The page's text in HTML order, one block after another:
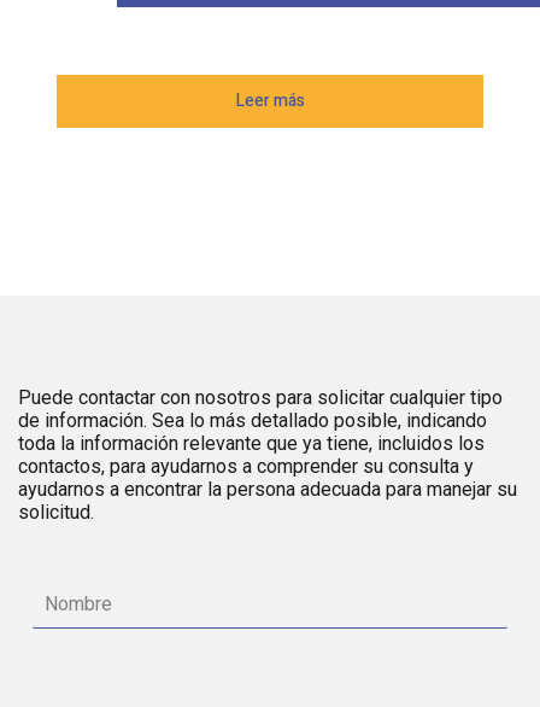
Leer más
Puede contactar con nosotros para solicitar cualquier tipo
de información. Sea lo más detallado posible, indicando
toda la información relevante que ya tiene, incluidos los
contactos, para ayudarnos a comprender su consulta y
ayudarnos a encontrar la persona adecuada para manejar su
solicitud.